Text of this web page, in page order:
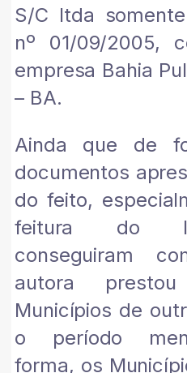
S/C ltda
nº 01/09/2005,
empresa Bahia
– BA.
Ainda que de
documentos
do feito,
feitura do
conseguiram
autora
Municípios de
o período
forma, os